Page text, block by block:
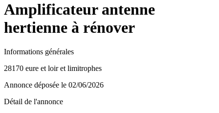
Amplificateur antenne
hertienne à rénover
Informations générales
28170 eure et loir et limitrophes
Annonce déposée le 02/06/2026
Détail de l'annonce